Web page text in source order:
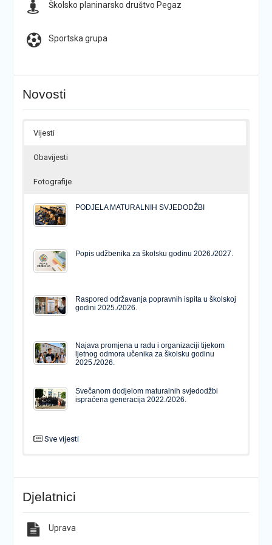
Školsko planinarsko društvo Pegaz
Sportska grupa
Novosti
Vijesti
Obavijesti
Fotografije
PODJELA MATURALNIH SVJEDODŽBI
Popis udžbenika za školsku godinu 2026./2027.
Raspored održavanja popravnih ispita u školskoj
godini 2025./2026.
Najava promjena u radu i organizaciji tijekom
ljetnog odmora učenika za školsku godinu
2025./2026.
Svečanom dodjelom maturalnih svjedodžbi
ispraćena generacija 2022./2026.
Sve vijesti
Popis udžbenika za školsku godinu 2026./2027.
Natječaj za upis u 1. razred Katoličke gimnazije s
pravom javnosti
Djelatnici
Uprava